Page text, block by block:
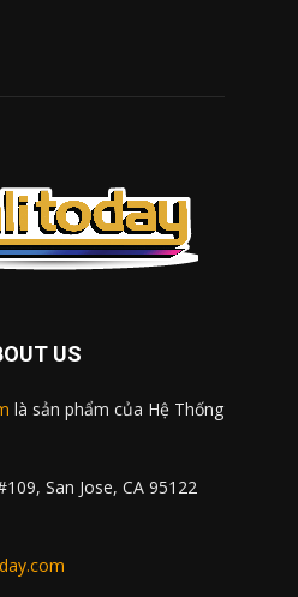
US
là sản phẩm của Hệ Thống
San Jose, CA 95122